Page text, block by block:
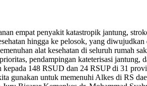
empat penyakit katastropik jantung,
hingga ke pelosok, yang
alat kesehatan di seluruh rumah
pendampingan kateterisasi jantung,
148 RSUD dan 24 RSUP di 31
gunakan untuk memenuhi Alkes di RS